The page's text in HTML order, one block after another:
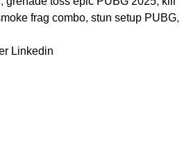
frag combo, stun setup PUBG,
Linkedin